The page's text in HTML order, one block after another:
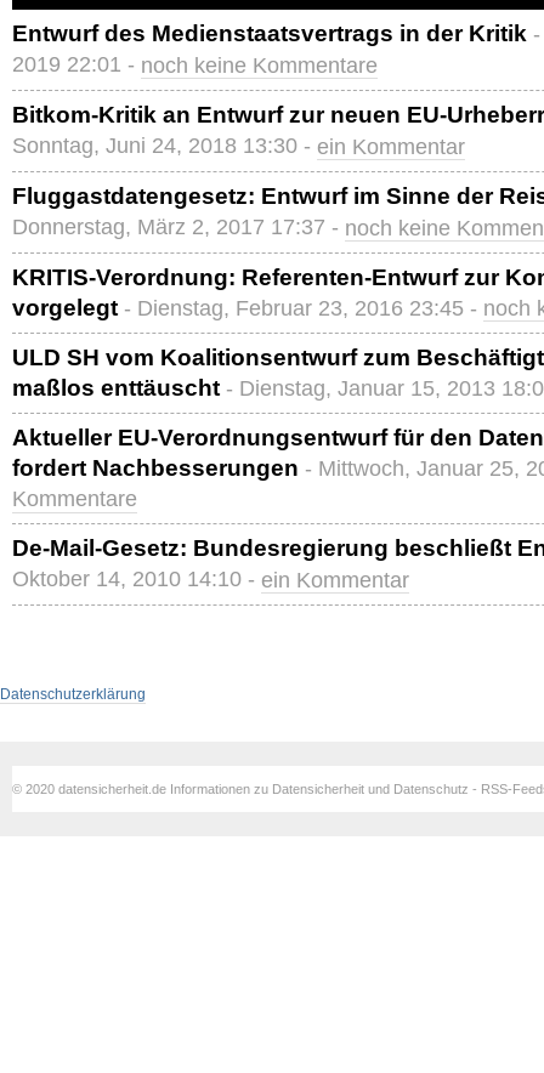
Entwurf des Medienstaatsvertrags in der Kritik
2019 22:01 - noch keine Kommentare
Bitkom-Kritik an Entwurf zur neuen EU-
Sonntag, Juni 24, 2018 13:30 - ein Kommentar
Fluggastdatengesetz: Entwurf im Sinne der
Donnerstag, März 2, 2017 17:37 - noch keine
KRITIS-Verordnung: Referenten-Entwurf zur
vorgelegt - Dienstag, Februar 23, 2016 23:45 - noch
ULD SH vom Koalitionsentwurf zum
maßlos enttäuscht - Dienstag, Januar 15, 2013
Aktueller EU-Verordnungsentwurf für den
fordert Nachbesserungen - Mittwoch, Januar 25,
Kommentare
De-Mail-Gesetz: Bundesregierung beschließt
Oktober 14, 2010 14:10 - ein Kommentar
Datenschutzerklärung
© 2020 datensicherheit.de Informationen zu Datensicherheit und Datenschutz - RSS-